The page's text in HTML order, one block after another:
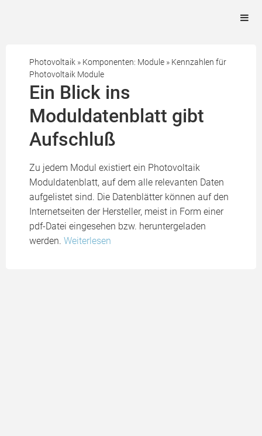
Photovoltaik » Komponenten: Module » Kennzahlen für
Photovoltaik Module
Ein Blick ins
Moduldatenblatt gibt
Aufschluß
Zu jedem Modul existiert ein Photovoltaik
Moduldatenblatt, auf dem alle relevanten Daten
aufgelistet sind. Die Datenblätter können auf den
Internetseiten der Hersteller, meist in Form einer
pdf-Datei eingesehen bzw. heruntergeladen
werden. Weiterlesen